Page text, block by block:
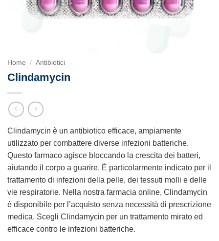
Home / Antibiotici
Clindamycin
Clindamycin è un antibiotico efficace, ampiamente
utilizzato per combattere diverse infezioni batteriche.
Questo farmaco agisce bloccando la crescita dei batteri,
aiutando il corpo a guarire. È particolarmente indicato per il
trattamento di infezioni della pelle, dei tessuti molli e delle
vie respiratorie. Nella nostra farmacia online, Clindamycin
è disponibile per l’acquisto senza necessità di prescrizione
medica. Scegli Clindamycin per un trattamento mirato ed
efficace contro le infezioni batteriche.